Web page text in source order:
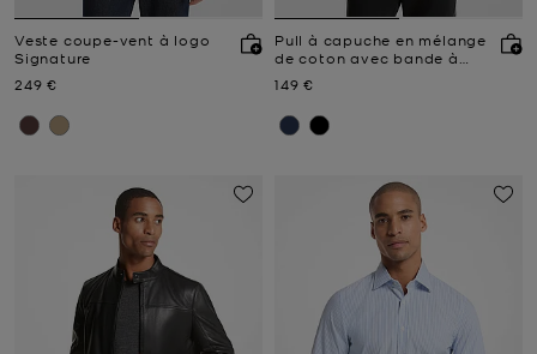
Veste coupe-vent à logo
Signature
Prix actuel
249 €
Pull à capuche en mélange
de coton avec bande à
Prix actuel
149 €